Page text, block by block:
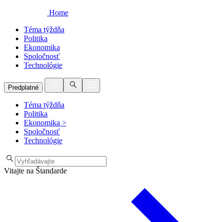
Home
Téma týždňa
Politika
Ekonomika
Spoločnosť
Technológie
Predplatné
Téma týždňa
Politika
Ekonomika >
Spoločnosť
Technológie
Vitajte na Štandarde